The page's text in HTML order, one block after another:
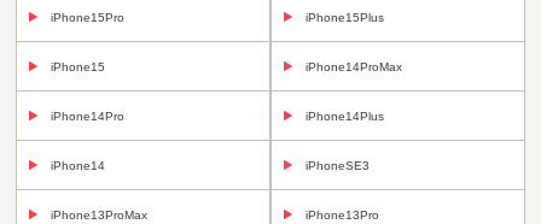
iPhone15Pro iPhone15Plus
iPhone15 iPhone14ProMax
iPhone14Pro iPhone14Plus
iPhone14 iPhoneSE3
iPhone13ProMax iPhone13Pro